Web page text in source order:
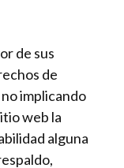
de sus
de
implicando
web la
alguna